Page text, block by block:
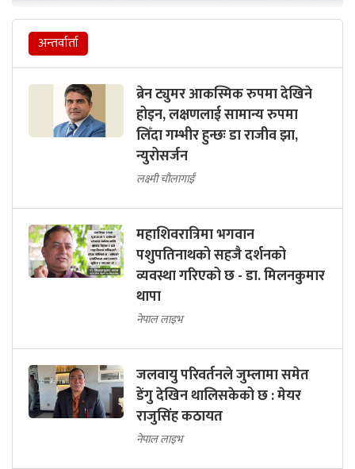
अन्तर्वार्ता
ब्रेन ट्युमर आकस्मिक रुपमा देखिने
होइन, लक्षणलाई सामान्य रुपमा
लिँदा गम्भीर हुन्छः डा राजीव झा,
न्युरोसर्जन
लक्ष्मी चौलागाईं
महाशिवरात्रिमा भगवान
पशुपतिनाथको सहजै दर्शनको
व्यवस्था गरिएको छ - डा. मिलनकुमार
थापा
नेपाल लाइभ
जलवायु परिवर्तनले जुम्लामा समेत
डेंगु देखिन थालिसकेको छ : मेयर
राजुसिंह कठायत
नेपाल लाइभ